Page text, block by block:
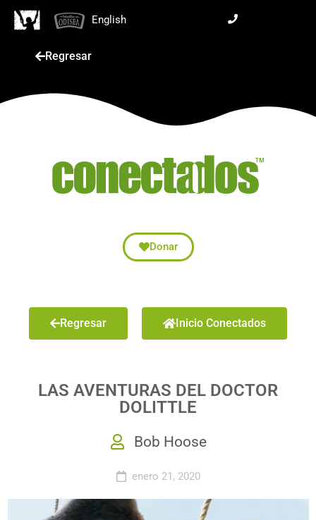
English
Regresar
Donar
Regresar Inicio Conectados
LAS AVENTURAS DEL DOCTOR
DOLITTLE
Bob Hoose
enero 21, 2020